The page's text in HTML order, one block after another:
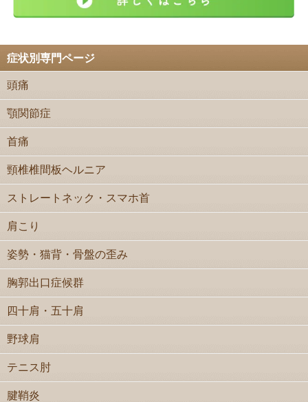
症状別専門ページ
頭痛
顎関節症
首痛
頸椎椎間板ヘルニア
ストレートネック・スマホ首
肩こり
姿勢・猫背・骨盤の歪み
胸郭出口症候群
四十肩・五十肩
野球肩
テニス肘
腱鞘炎